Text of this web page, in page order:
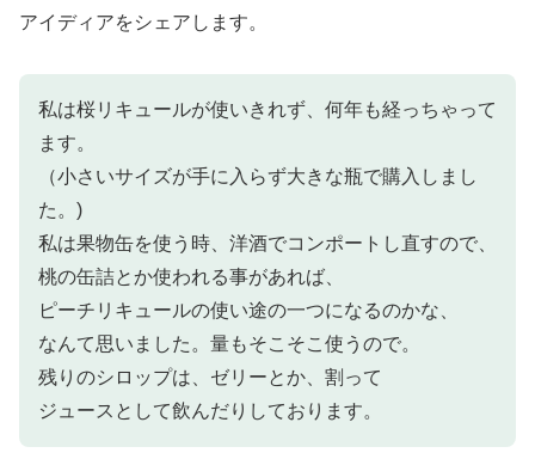
アイディアをシェアします。
私は桜リキュールが使いきれず、何年も経っちゃって
ます。
（小さいサイズが手に入らず大きな瓶で購入しまし
た。)
私は果物缶を使う時、洋酒でコンポートし直すので、
桃の缶詰とか使われる事があれば、
ピーチリキュールの使い途の一つになるのかな、
なんて思いました。量もそこそこ使うので。
残りのシロップは、ゼリーとか、割って
ジュースとして飲んだりしております。